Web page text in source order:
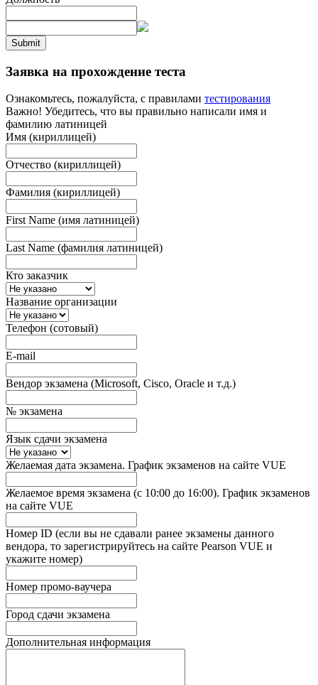
Submit
Заявка на прохождение теста
Ознакомьтесь, пожалуйста, с правилами тестирования
Важно! Убедитесь, что вы правильно написали имя и
фамилию латиницей
Имя (кириллицей)
Отчество (кириллицей)
Фамилия (кириллицей)
First Name (имя латиницей)
Last Name (фамилия латиницей)
Кто заказчик
Название организации
Телефон (сотовый)
E-mail
Вендор экзамена (Microsoft, Cisco, Oracle и т.д.)
№ экзамена
Язык сдачи экзамена
Желаемая дата экзамена. График экзаменов на сайте VUE
Желаемое время экзамена (с 10:00 до 16:00). График экзаменов
на сайте VUE
Номер ID (если вы не сдавали ранее экзамены данного
вендора, то зарегистрируйтесь на сайте Pearson VUE и
укажите номер)
Номер промо-ваучера
Город сдачи экзамена
Дополнительная информация